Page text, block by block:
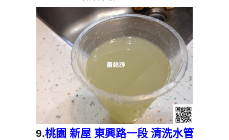
斷是冷水管內水管堵塞，二話不說，本公司架設 管
路清洗機 ，開始 清洗水管 ，髒水一直從水龍頭流
出，很像青草茶，而且還有帶有黑黑的顏色，如下圖
及影片，客戶 邱小姐 看到都傻了， 水管清洗 約三個
小時後，出水量正常，邱小姐 能正常用水了。 清洗
水管, 水管清洗, 洗水管, 熱水管堵塞, 熱水忽冷忽...
9.桃園 新屋 東興路一段 清洗水管